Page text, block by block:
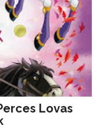
Lovas